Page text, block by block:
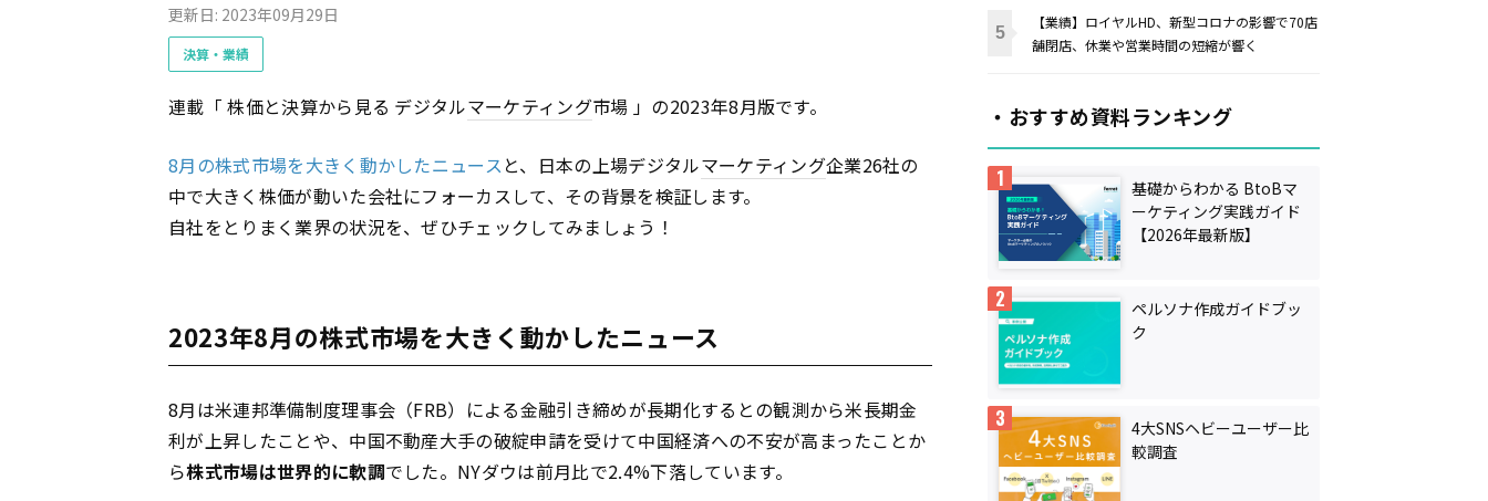
更新日: 2023年09月29日
決算・業績
連載「 株価と決算から見る デジタルマーケティング市場 」の2023年8月版です。
8月の株式市場を大きく動かしたニュースと、日本の上場デジタルマーケティング企業26社の
中で大きく株価が動いた会社にフォーカスして、その背景を検証します。
自社をとりまく業界の状況を、ぜひチェックしてみましょう！
2023年8月の株式市場を大きく動かしたニュース
8月は米連邦準備制度理事会（FRB）による金融引き締めが長期化するとの観測から米長期金
利が上昇したことや、中国不動産大手の破綻申請を受けて中国経済への不安が高まったことか
ら株式市場は世界的に軟調でした。NYダウは前月比で2.4%下落しています。
【業績】ロイヤルHD、新型コロナの影響で70店
舗閉店、休業や営業時間の短縮が響く
・おすすめ資料ランキング
基礎からわかる BtoBマ
ーケティング実践ガイド
【2026年最新版】
ペルソナ作成ガイドブッ
ク
4大SNSヘビーユーザー比
較調査